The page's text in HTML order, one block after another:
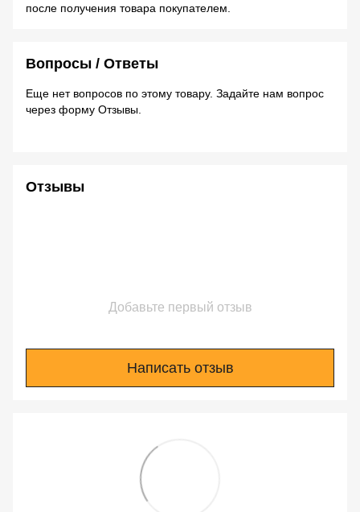
после получения товара покупателем.
Вопросы / Ответы
Еще нет вопросов по этому товару. Задайте нам вопрос
через форму Отзывы.
Отзывы
Добавьте первый отзыв
Написать отзыв